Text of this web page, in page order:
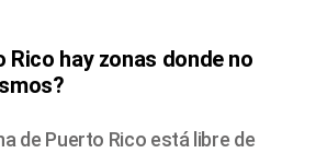
Rico hay zonas donde no
de Puerto Rico está libre de